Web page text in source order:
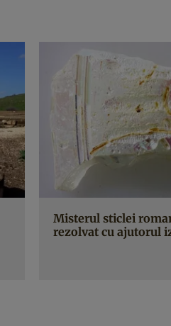
Misterul sticlei
rezolvat cu ajutorul